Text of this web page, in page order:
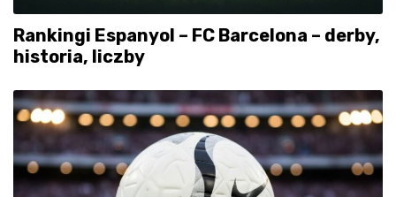
Rankingi Espanyol – FC Barcelona – derby,
historia, liczby